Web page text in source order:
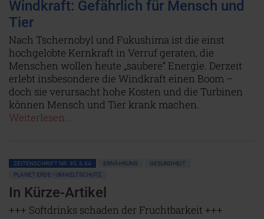
Windkraft: Gefährlich für Mensch und
Tier
Nach Tschernobyl und Fukushima ist die einst
hochgelobte Kernkraft in Verruf geraten, die
Menschen wollen heute „saubere“ Energie. Derzeit
erlebt insbesondere die Windkraft einen Boom –
doch sie verursacht hohe Kosten und die Turbinen
können Mensch und Tier krank machen.
Weiterlesen...
ZEITENSCHRIFT NR. 93, S.64 ERNÄHRUNG
GESUNDHEIT
PLANET ERDE • UMWELTSCHUTZ
In Kürze-Artikel
+++ Softdrinks schaden der Fruchtbarkeit +++